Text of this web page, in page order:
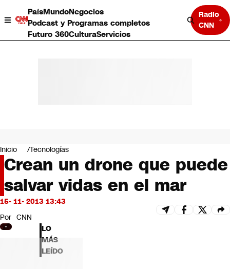
PaísMundoNegocios
Podcast y Programas completos
Futuro 360CulturaServicios
Radio
CNN
Negocios
Deportes
Programas completos
Cultura
Servicios
Bits
CNN Data
CNN tiempo
Futuro 360
Inicio Tecnologías
Crean un drone que puede
salvar vidas en el mar
15- 11- 2013 13:43
Por CNN
LO
MÁS
LEÍDO